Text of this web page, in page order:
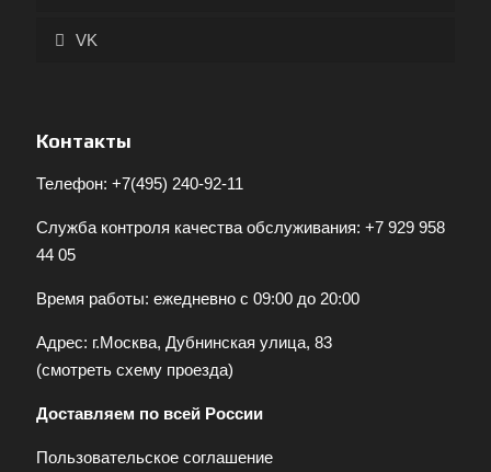
VK
Контакты
Телефон: +7(495) 240-92-11
Служба контроля качества обслуживания: +7 929 958
44 05
Время работы: ежедневно с 09:00 до 20:00
Адрес: г.Москва, Дубнинская улица, 83
(смотреть схему проезда)
Доставляем по всей России
Пользовательское соглашение